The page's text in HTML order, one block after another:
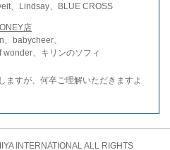
、Lindsay、BLUE CROSS
店
babycheer、
、キリンのソフィ
ますが、何卒ご理解いただきますよ